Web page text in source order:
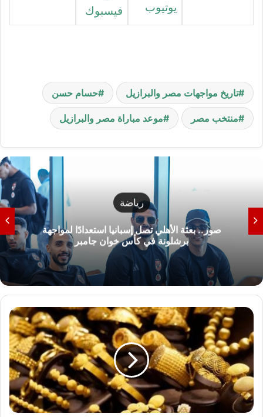
يوتيوب
فيسبوك
تاريخ مواجهات مصر والبرازيل حسام حسن
منتخب مصر موعد مباراة مصر والبرازيل
رياضة
صور.. بعثة الأهلي تصل إسبانيا استعدادًا لمواجهة
برشلونة في كأس خوان جامبر
أ
ع
ر
ا
ل
ذ
ه